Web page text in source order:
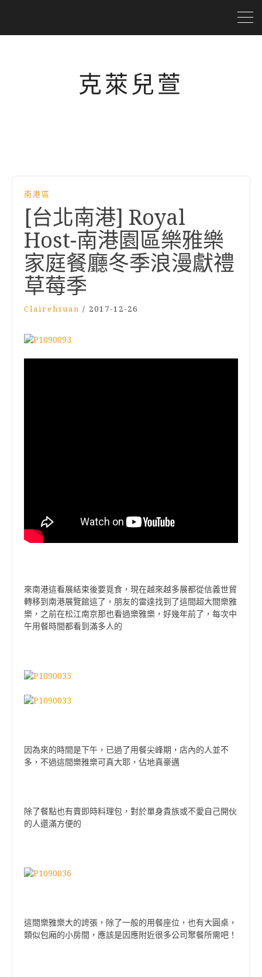
克萊兒萱
南港區
[台北南港] Royal
Host-南港園區樂雅樂
家庭餐廳冬季浪漫獻禮
草莓季
Clairehsuan / 2017-12-26
來南港這看展結束後要覓食，現在越來越多展都從信義世貿
轉移到南港展覽館這了，朋友的雷達找到了這間超大間樂雅
樂，之前在松江南京那也看過樂雅樂，好幾年前了，每次中
午用餐時間都看到滿多人的
因為來的時間是下午，已過了用餐尖峰期，店內的人並不
多，不過這間樂雅樂可真大耶，佔地真豪邁
除了餐點也有賣即時料理包，對於單身貴族或不愛自己開伙
的人還滿方便的
這間樂雅樂大的誇張，除了一般的用餐座位，也有大圓桌，
類似包廂的小房間，應該是因應附近很多公司聚餐所需吧！